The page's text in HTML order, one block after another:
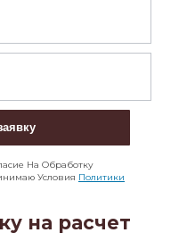
На Обработку
Условия Политики
на расчет